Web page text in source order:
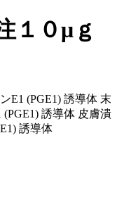
１０μｇ
E1 (PGE1) 誘導体 末
誘導体 皮膚潰
誘導体